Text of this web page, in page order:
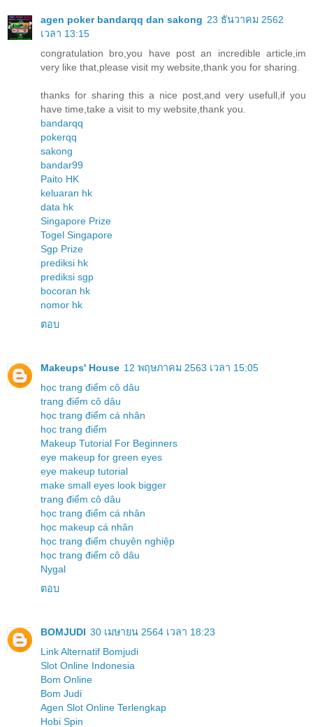
agen poker bandarqq dan sakong 23 ธันวาคม 2562
เวลา 13:15
congratulation bro,you have post an incredible article,im
very like that,please visit my website,thank you for sharing.
thanks for sharing this a nice post,and very usefull,if you
have time,take a visit to my website,thank you.
bandarqq
pokerqq
sakong
bandar99
Paito HK
keluaran hk
data hk
Singapore Prize
Togel Singapore
Sgp Prize
prediksi hk
prediksi sgp
bocoran hk
nomor hk
ตอบ
Makeups' House 12 พฤษภาคม 2563 เวลา 15:05
học trang điểm cô dâu
trang điểm cô dâu
học trang điểm cá nhân
học trang điểm
Makeup Tutorial For Beginners
eye makeup for green eyes
eye makeup tutorial
make small eyes look bigger
trang điểm cô dâu
học trang điểm cá nhân
học makeup cá nhân
học trang điểm chuyên nghiệp
học trang điểm cô dâu
Nygal
ตอบ
BOMJUDI 30 เมษายน 2564 เวลา 18:23
Link Alternatif Bomjudi
Slot Online Indonesia
Bom Online
Bom Judi
Agen Slot Online Terlengkap
Hobi Spin